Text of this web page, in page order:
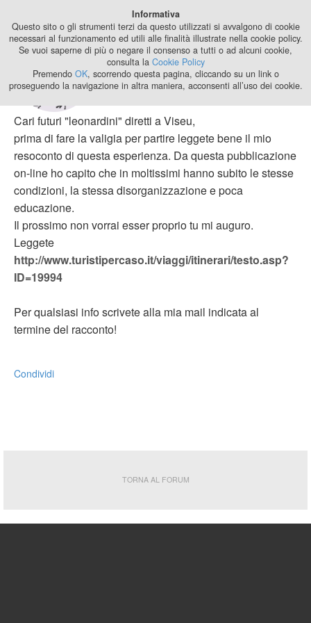
2024
Progetto Leonardo
a Viseu
Cari futuri "leonardini" diretti a Viseu,
prima di fare la valigia per partire leggete bene il mio
resoconto di questa esperienza. Da questa pubblicazione
on-line ho capito che in moltissimi hanno subito le stesse
condizioni, la stessa disorganizzazione e poca
educazione.
Il prossimo non vorrai esser proprio tu mi auguro.
Leggete
http://www.turistipercaso.it/viaggi/itinerari/testo.asp?
ID=19994
Per qualsiasi info scrivete alla mia mail indicata al
termine del racconto!
Condividi
TORNA AL FORUM
Informativa
Questo sito o gli strumenti terzi da questo utilizzati si avvalgono di cookie
necessari al funzionamento ed utili alle finalità illustrate nella cookie policy.
Se vuoi saperne di più o negare il consenso a tutti o ad alcuni cookie,
consulta la Cookie Policy
Premendo OK, scorrendo questa pagina, cliccando su un link o
proseguendo la navigazione in altra maniera, acconsenti all’uso dei cookie.